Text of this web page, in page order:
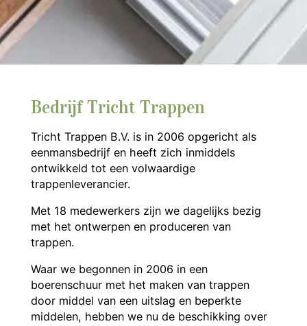
Bedrijf Tricht Trappen
Tricht Trappen B.V. is in 2006 opgericht als
eenmansbedrijf en heeft zich inmiddels
ontwikkeld tot een volwaardige
trappenleverancier.
Met 18 medewerkers zijn we dagelijks bezig
met het ontwerpen en produceren van
trappen.
Waar we begonnen in 2006 in een
boerenschuur met het maken van trappen
door middel van een uitslag en beperkte
middelen, hebben we nu de beschikking over